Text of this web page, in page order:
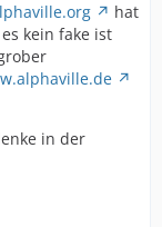
hat
kein fake ist
in der